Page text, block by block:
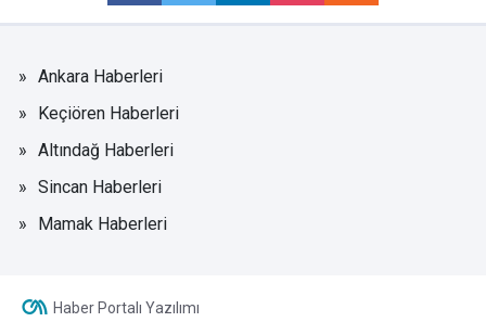
Ankara Haberleri
Keçiören Haberleri
Altındağ Haberleri
Sincan Haberleri
Mamak Haberleri
Haber Portalı Yazılımı